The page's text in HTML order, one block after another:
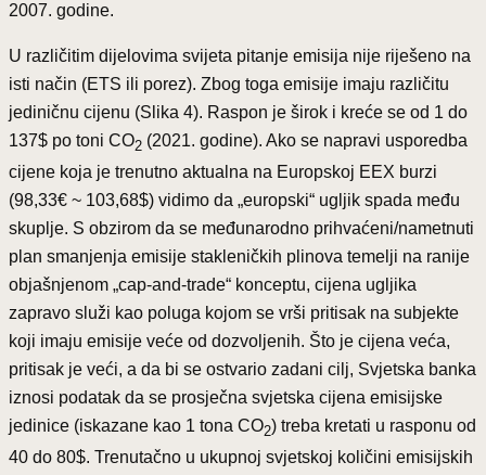
2007. godine.
U različitim dijelovima svijeta pitanje emisija nije riješeno na
isti način (ETS ili porez). Zbog toga emisije imaju različitu
jediničnu cijenu (Slika 4). Raspon je širok i kreće se od 1 do
137$ po toni CO2 (2021. godine). Ako se napravi usporedba
cijene koja je trenutno aktualna na Europskoj EEX burzi
(98,33€ ~ 103,68$) vidimo da „europski“ ugljik spada među
skuplje. S obzirom da se međunarodno prihvaćeni/nametnuti
plan smanjenja emisije stakleničkih plinova temelji na ranije
objašnjenom „cap-and-trade“ konceptu, cijena ugljika
zapravo služi kao poluga kojom se vrši pritisak na subjekte
koji imaju emisije veće od dozvoljenih. Što je cijena veća,
pritisak je veći, a da bi se ostvario zadani cilj, Svjetska banka
iznosi podatak da se prosječna svjetska cijena emisijske
jedinice (iskazane kao 1 tona CO2) treba kretati u rasponu od
40 do 80$. Trenutačno u ukupnoj svjetskoj količini emisijskih